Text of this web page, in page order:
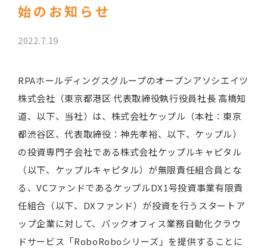
始のお知らせ
2022.7.19
RPAホールディングスグループのオープンアソシエイツ
株式会社（東京都港区 代表取締役執行役員社長 高橋知
道、以下、当社）は、株式会社ケップル（本社：東京
都渋谷区、代表取締役：神先孝裕、以下、ケップル）
の投資専門子会社である株式会社ケップルキャピタル
（以下、ケップルキャピタル）が無限責任組合員とな
る、VCファンドであるケップルDX1号投資事業有限責
任組合（以下、DXファンド）が投資を行うスタートア
ップ企業に対して、バックオフィス業務自動化クラウ
ドサービス「RoboRoboシリーズ」を提供することに